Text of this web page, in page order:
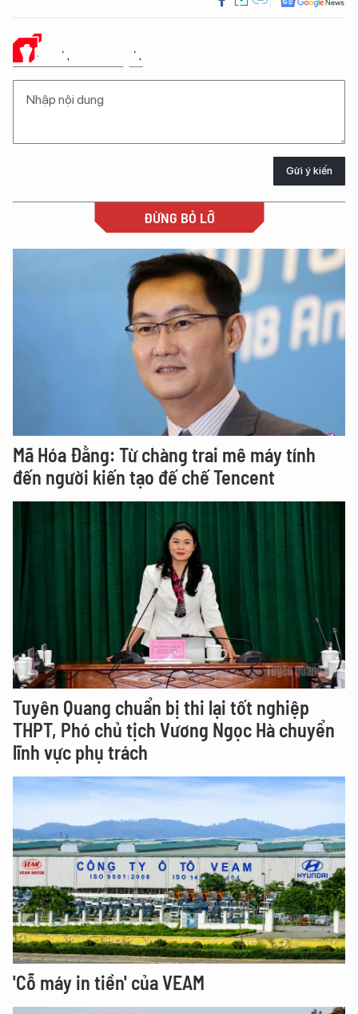
Ý KIẾN CỦA BẠN
Gửi ý kiến
ĐỪNG BỎ LỠ
Mã Hóa Đằng: Từ chàng trai mê máy tính
đến người kiến tạo đế chế Tencent
Tuyên Quang chuẩn bị thi lại tốt nghiệp
THPT, Phó chủ tịch Vương Ngọc Hà chuyển
lĩnh vực phụ trách
'Cỗ máy in tiền' của VEAM